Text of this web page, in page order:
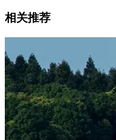
相关推荐